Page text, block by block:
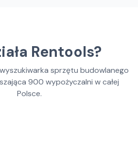
Rentools?
sprzętu budowlanego
900 wypożyczalni w całej
Polsce.